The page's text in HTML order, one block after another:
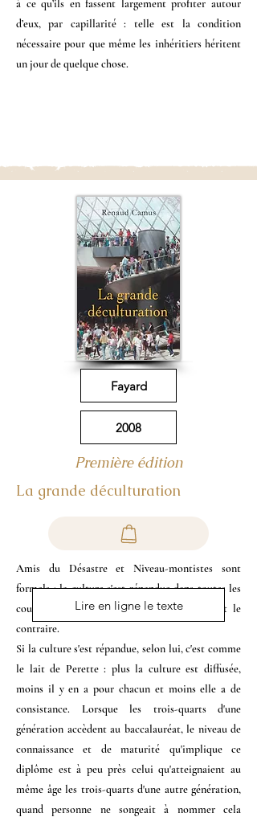
à ce qu’ils en fassent largement profiter autour
d’eux, par capillarité : telle est la condition
nécessaire pour que même les inhéritiers héritent
un jour de quelque chose.
Fayard
2008
Première édition
La grande déculturation
Amis du Désastre et Niveau-montistes sont
formels : la culture s'est répandue dans toutes les
couches de la population. Ce livre soutient le
contraire.
Si la culture s'est répandue, selon lui, c'est comme
le lait de Perette : plus la culture est diffusée,
moins il y en a pour chacun et moins elle a de
consistance. Lorsque les trois-quarts d'une
génération accèdent au baccalauréat, le niveau de
connaissance et de maturité qu'implique ce
diplôme est à peu près celui qu'atteignaient au
même âge les trois-quarts d'une autre génération,
quand personne ne songeait à nommer cela
Lire en ligne le texte